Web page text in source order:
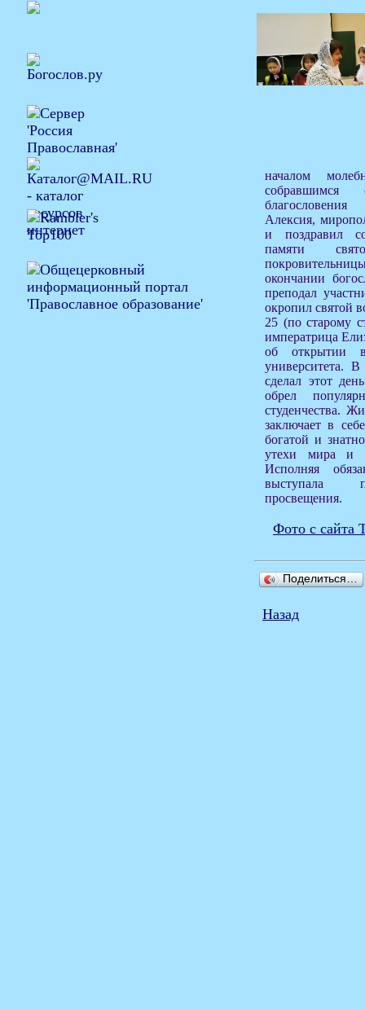
началом
собравшимся
Алексия,
и поздравил
памяти
окончании
преподал
окропил святой
25 (по старому
императрица
об открытии
университета.
сделал этот
обрел
студенчества.
заключает в
богатой и
утехи мира и
Исполняя
выступала
просвещения.
Фото с сайта
Поделиться…
Назад